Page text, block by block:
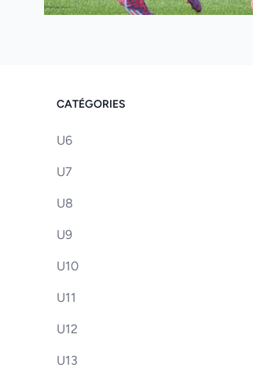
CATÉGORIES
U6
U7
U8
U9
U10
U11
U12
U13